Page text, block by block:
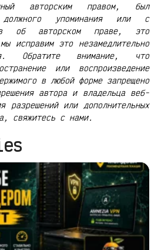
авторским правом, был
упоминания или с
об авторском праве, это
исправим это незамедлительно
Обратите внимание, что
или воспроизведение
в любой форме запрещено
автора и владельца веб-
разрешений или дополнительных
свяжитесь с нами.